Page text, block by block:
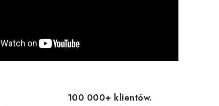
100 000+ klientów.